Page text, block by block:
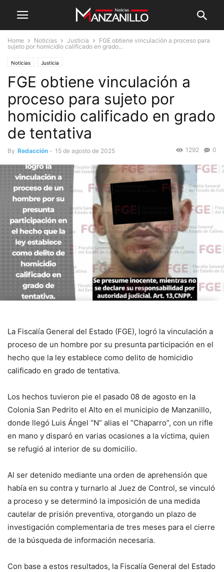
Home Noticias Justicia
FGE obtiene vinculación a proceso para
sujeto por homicidio calificado en grado...
Noticias Justicia
FGE obtiene vinculación a
proceso para sujeto por
homicidio calificado en grado
de tentativa
By Redacción - 15 de agosto de 2025 0
1292
La Fiscalía General del Estado (FGE), logró la vinculación a
proceso de un hombre por su presunta participación en el
hecho que la ley establece como delito de homicidio
calificado en grado de tentativa.
Los hechos tuvieron pie el pasado 08 de agosto en la
Colonia San Pedrito el Alto en el municipio de Manzanillo,
donde llegó Luis Ángel “N” alias el “Chaparro”, con un rifle
en mano y disparó en varias ocasiones a la víctima, quien
se refugió al interior de su domicilio.
Al ser detenido mediante una orden de aprehensión que
había en su contra y turnarlo al Juez de Control, se vinculó
a proceso y se determinó la imposición de una medida
cautelar de prisión preventiva, otorgando un plazo de
investigación complementaria de tres meses para el cierre
de la búsqueda de información necesaria.
Con base a estos resultados, la Fiscalía General del Estado